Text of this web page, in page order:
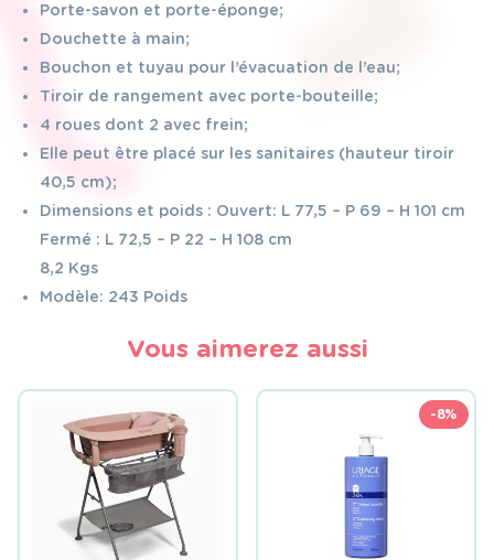
Porte-savon et porte-éponge;
Douchette à main;
Bouchon et tuyau pour l’évacuation de l’eau;
Tiroir de rangement avec porte-bouteille;
4 roues dont 2 avec frein;
Elle peut être placé sur les sanitaires (hauteur tiroir
40,5 cm);
Dimensions et poids : Ouvert: L 77,5 – P 69 – H 101 cm
Fermé : L 72,5 – P 22 – H 108 cm
8,2 Kgs
Modèle: 243 Poids
Vous aimerez aussi
-8%